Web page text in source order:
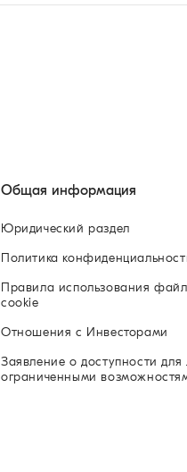
Общая информация
Юридический раздел
Политика
Правила использования
cookie
Отношения с Инвесторами
Заявление о доступности для
ограниченными